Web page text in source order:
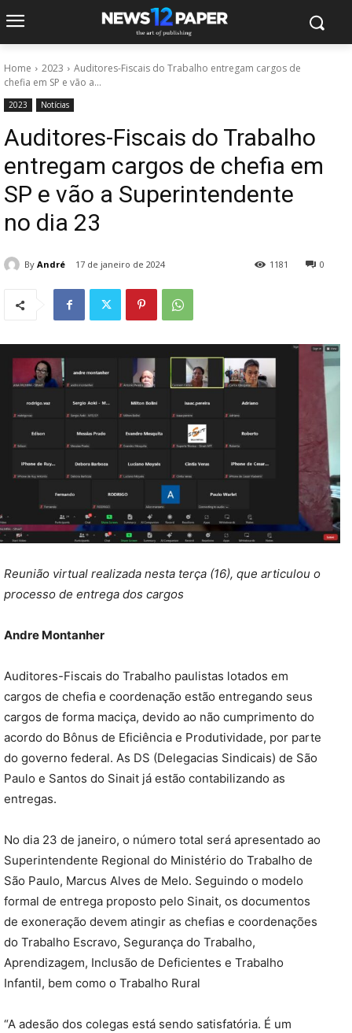
Home 2023
Auditores-Fiscais do Trabalho entregam cargos de
chefia em SP e vão a...
2023 Notícias
Auditores-Fiscais do Trabalho
entregam cargos de chefia em
SP e vão a Superintendente
no dia 23
By André 17 de janeiro de 2024 0
1181
Reunião virtual realizada nesta terça (16), que articulou o
processo de entrega dos cargos
Andre Montanher
Auditores-Fiscais do Trabalho paulistas lotados em
cargos de chefia e coordenação estão entregando seus
cargos de forma maciça, devido ao não cumprimento do
acordo do Bônus de Eficiência e Produtividade, por parte
do governo federal. As DS (Delegacias Sindicais) de São
Paulo e Santos do Sinait já estão contabilizando as
entregas.
No dia 23 de janeiro, o número total será apresentado ao
Superintendente Regional do Ministério do Trabalho de
São Paulo, Marcus Alves de Melo. Seguindo o modelo
formal de entrega proposto pelo Sinait, os documentos
de exoneração devem atingir as chefias e coordenações
do Trabalho Escravo, Segurança do Trabalho,
Aprendizagem, Inclusão de Deficientes e Trabalho
Infantil, bem como o Trabalho Rural
“A adesão dos colegas está sendo satisfatória. É um